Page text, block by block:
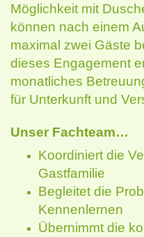
Möglichkeit mit
können nach einem
maximal zwei Gäste
dieses Engagement
monatliches
für Unterkunft und
Unser Fachteam…
Koordiniert die
Gastfamilie
Begleitet die
Kennenlernen
Übernimmt die